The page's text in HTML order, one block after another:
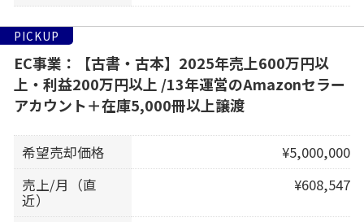
PICKUP
EC事業：【古書・古本】2025年売上600万円以
上・利益200万円以上 /13年運営のAmazonセラー
アカウント＋在庫5,000冊以上譲渡
希望売却価格
¥5,000,000
売上/月（直
近）
¥608,547